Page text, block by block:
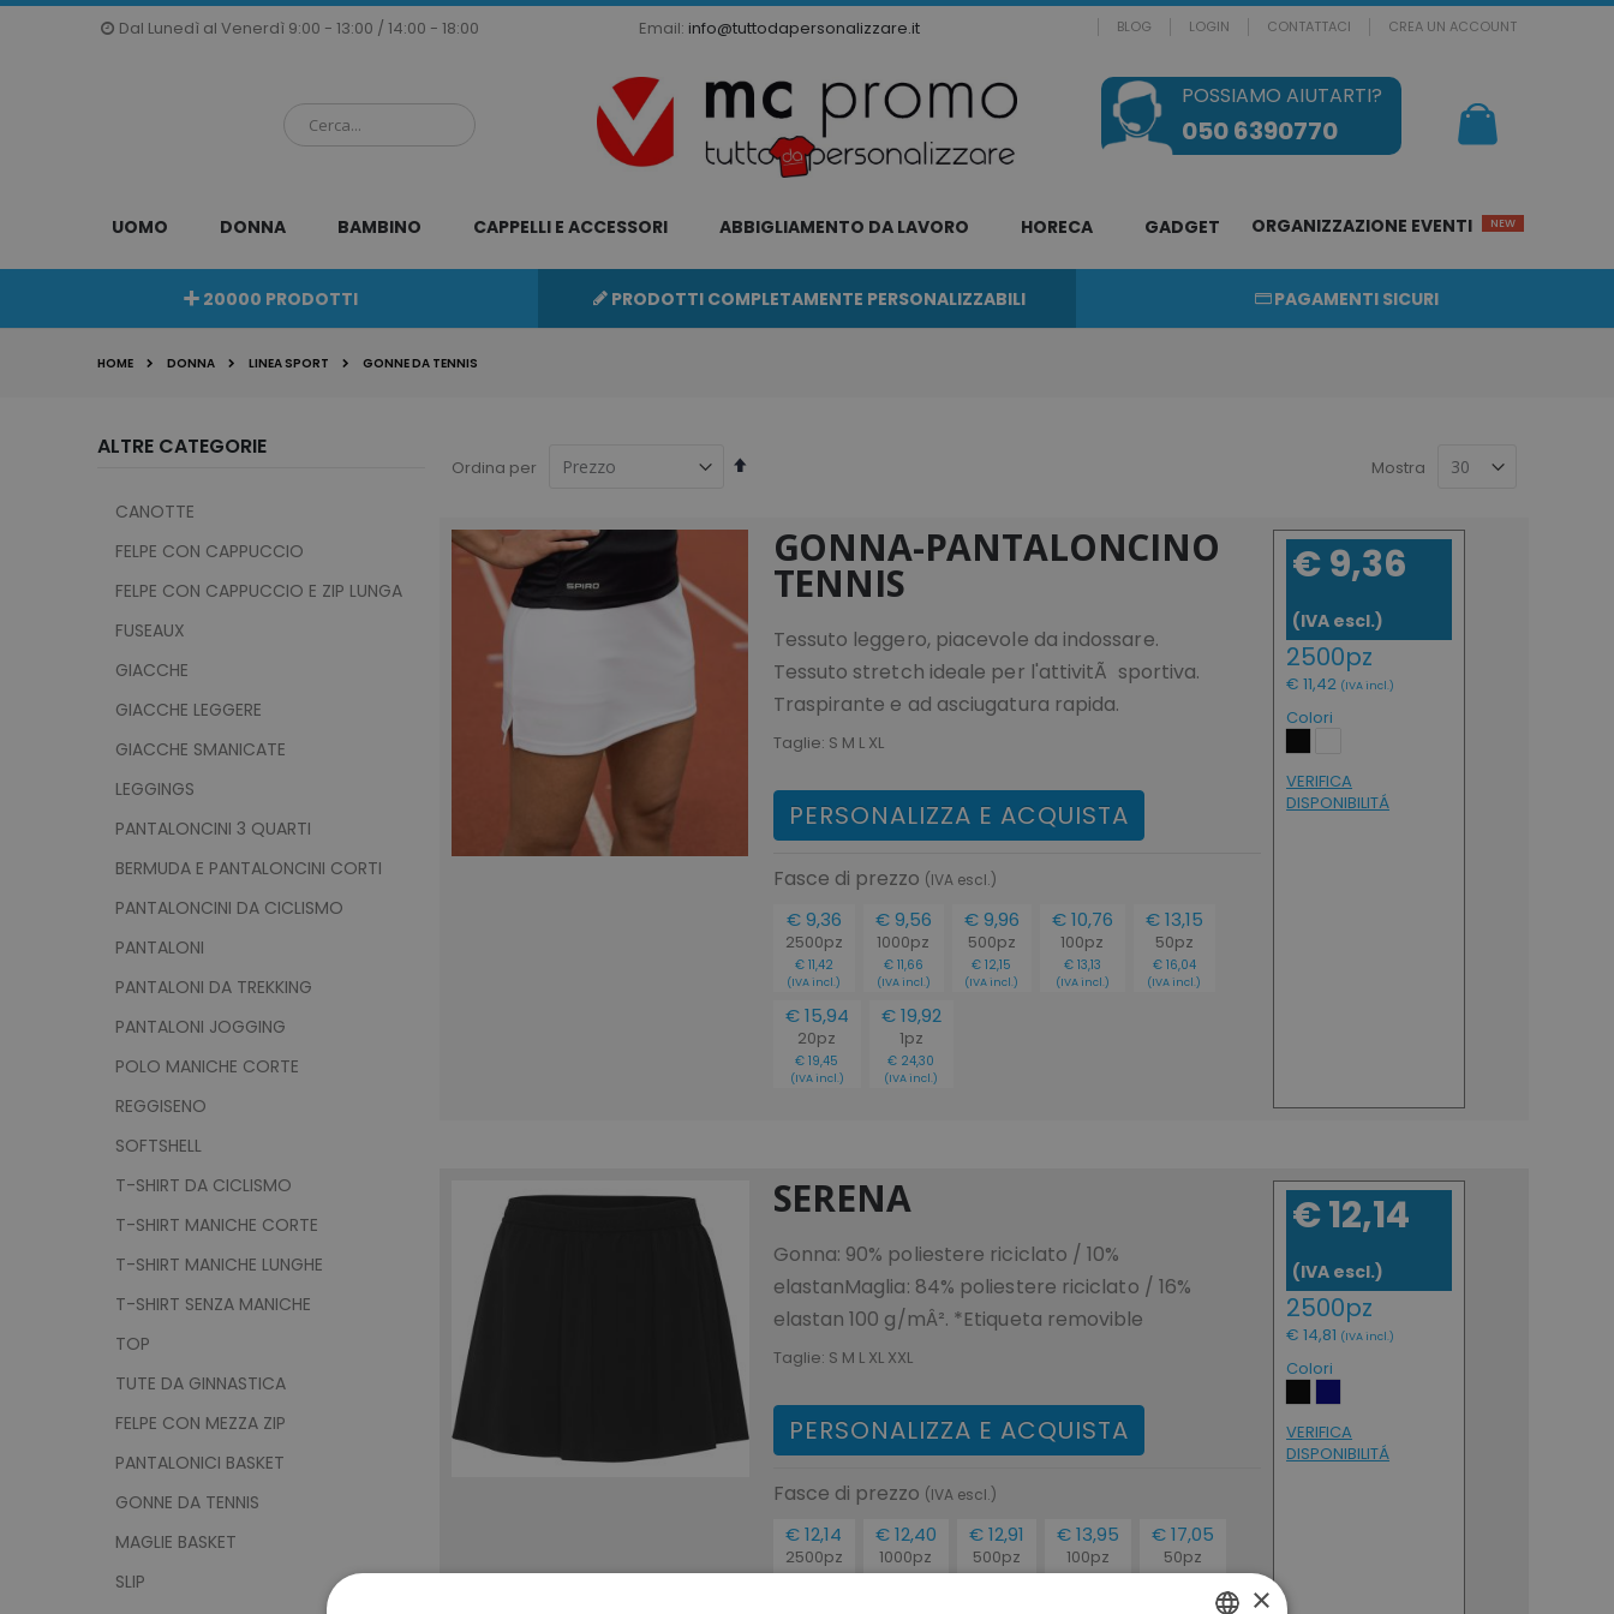
Dal Lunedì al Venerdì 9:00 - 13:00 / 14:00 - 18:00 Email: info@tuttodapersonalizzare.it
Salta
BLOG LOGIN CONTATTACI CREA UN ACCOUNT
POSSIAMO AIUTARTI?
050 6390770
UOMO DONNA BAMBINO CAPPELLI E ACCESSORI ABBIGLIAMENTO DA LAVORO HORECA GADGET ORGANIZZAZIONE EVENTI NEW
20000 PRODOTTI PRODOTTI COMPLETAMENTE PERSONALIZZABILI PAGAMENTI SICURI
HOME DONNA LINEA SPORT GONNE DA TENNIS
Ordina per
Imposta
decrescente
Mostra
GONNA-PANTALONCINO
TENNIS
Tessuto leggero, piacevole da indossare.
Tessuto stretch ideale per l'attivitÃ sportiva.
Traspirante e ad asciugatura rapida.
Taglie: S M L XL
PERSONALIZZA E ACQUISTA
Fasce di prezzo (IVA escl.)
€ 9,36
2500pz
€ 11,42
(IVA incl.)
€ 9,56
1000pz
€ 11,66
(IVA incl.)
€ 9,96
500pz
€ 12,15
(IVA incl.)
€ 10,76
100pz
€ 13,13
(IVA incl.)
€ 13,15
50pz
€ 16,04
(IVA incl.)
€ 15,94
20pz
€ 19,45
(IVA incl.)
€ 19,92
1pz
€ 24,30
(IVA incl.)
€ 9,36
(IVA escl.)
2500pz
€ 11,42 (IVA incl.)
Colori
VERIFICA
DISPONIBILITÁ
SERENA
Gonna: 90% poliestere riciclato / 10%
elastanMaglia: 84% poliestere riciclato / 16%
elastan 100 g/mÂ². *Etiqueta removible
Taglie: S M L XL XXL
PERSONALIZZA E ACQUISTA
Fasce di prezzo (IVA escl.)
€ 12,14
2500pz
€ 14,81
€ 12,40
1000pz
€ 15,13
€ 12,91
500pz
€ 15,75
€ 13,95
100pz
€ 17,02
€ 17,05
50pz
€ 20,80
€ 12,14
(IVA escl.)
2500pz
€ 14,81 (IVA incl.)
Colori
VERIFICA
DISPONIBILITÁ
ALTRE CATEGORIE
CANOTTE
FELPE CON CAPPUCCIO
FELPE CON CAPPUCCIO E ZIP LUNGA
FUSEAUX
GIACCHE
GIACCHE LEGGERE
GIACCHE SMANICATE
LEGGINGS
PANTALONCINI 3 QUARTI
BERMUDA E PANTALONCINI CORTI
PANTALONCINI DA CICLISMO
PANTALONI
PANTALONI DA TREKKING
PANTALONI JOGGING
POLO MANICHE CORTE
REGGISENO
SOFTSHELL
T-SHIRT DA CICLISMO
T-SHIRT MANICHE CORTE
T-SHIRT MANICHE LUNGHE
T-SHIRT SENZA MANICHE
TOP
TUTE DA GINNASTICA
FELPE CON MEZZA ZIP
PANTALONICI BASKET
GONNE DA TENNIS
MAGLIE BASKET
SLIP
×